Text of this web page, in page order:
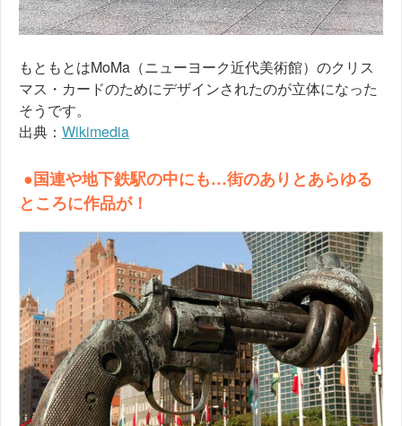
もともとはMoMa（ニューヨーク近代美術館）のクリス
マス・カードのためにデザインされたのが立体になった
そうです。
出典： Wikimedia
●国連や地下鉄駅の中にも…街のありとあらゆる
ところに作品が！